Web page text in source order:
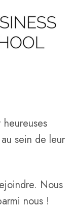
sein de leur
Nous
nous !